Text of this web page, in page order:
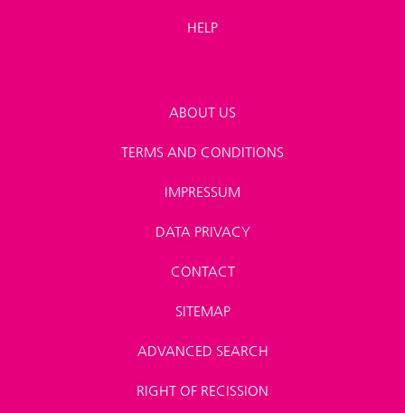
HELP
ABOUT US
TERMS AND CONDITIONS
IMPRESSUM
DATA PRIVACY
CONTACT
SITEMAP
ADVANCED SEARCH
RIGHT OF RECISSION